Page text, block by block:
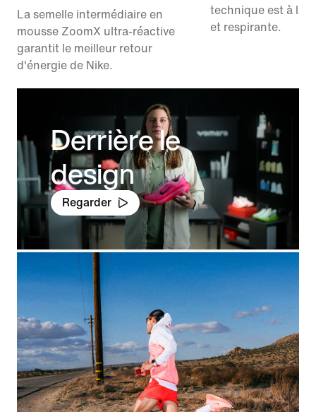
La semelle intermédiaire en
mousse ZoomX ultra-réactive
garantit le meilleur retour
d'énergie de Nike.
technique est à la
et respirante.
Derrière le
design
Regarder